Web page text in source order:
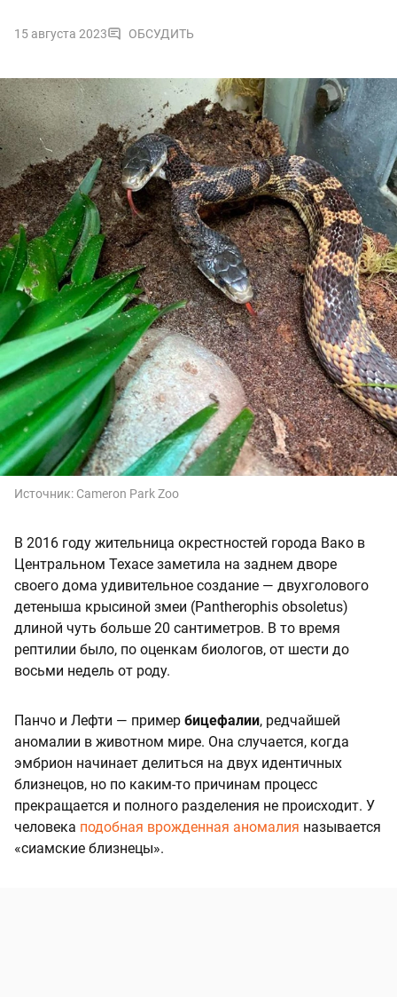
15 августа 2023 ОБСУДИТЬ
Источник: Cameron Park Zoo
В 2016 году жительница окрестностей города Вако в
Центральном Техасе заметила на заднем дворе
своего дома удивительное создание — двухголового
детеныша крысиной змеи (Pantherophis obsoletus)
длиной чуть больше 20 сантиметров. В то время
рептилии было, по оценкам биологов, от шести до
восьми недель от роду.
Панчо и Лефти — пример бицефалии, редчайшей
аномалии в животном мире. Она случается, когда
эмбрион начинает делиться на двух идентичных
близнецов, но по каким-то причинам процесс
прекращается и полного разделения не происходит. У
человека подобная врожденная аномалия называется
«сиамские близнецы».